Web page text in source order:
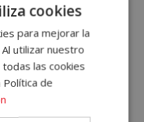
por si en
una persona
las personas
cookies
para mejorar la
utilizar nuestro
las cookies
Política de